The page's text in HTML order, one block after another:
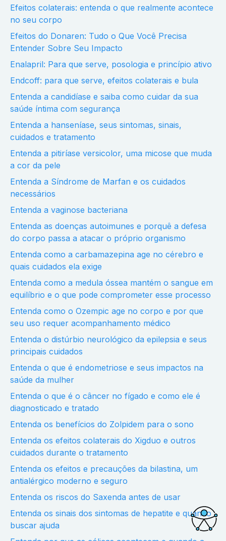
Efeitos colaterais: entenda o que realmente acontece
no seu corpo
Efeitos do Donaren: Tudo o Que Você Precisa
Entender Sobre Seu Impacto
Enalapril: Para que serve, posologia e princípio ativo
Endcoff: para que serve, efeitos colaterais e bula
Entenda a candidíase e saiba como cuidar da sua
saúde íntima com segurança
Entenda a hanseníase, seus sintomas, sinais,
cuidados e tratamento
Entenda a pitiríase versicolor, uma micose que muda
a cor da pele
Entenda a Síndrome de Marfan e os cuidados
necessários
Entenda a vaginose bacteriana
Entenda as doenças autoimunes e porquê a defesa
do corpo passa a atacar o próprio organismo
Entenda como a carbamazepina age no cérebro e
quais cuidados ela exige
Entenda como a medula óssea mantém o sangue em
equilíbrio e o que pode comprometer esse processo
Entenda como o Ozempic age no corpo e por que
seu uso requer acompanhamento médico
Entenda o distúrbio neurológico da epilepsia e seus
principais cuidados
Entenda o que é endometriose e seus impactos na
saúde da mulher
Entenda o que é o câncer no fígado e como ele é
diagnosticado e tratado
Entenda os benefícios do Zolpidem para o sono
Entenda os efeitos colaterais do Xigduo e outros
cuidados durante o tratamento
Entenda os efeitos e precauções da bilastina, um
antialérgico moderno e seguro
Entenda os riscos do Saxenda antes de usar
Entenda os sinais dos sintomas de hepatite e quando
buscar ajuda